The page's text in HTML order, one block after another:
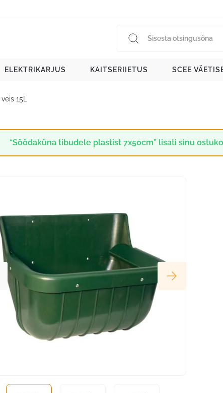
ELEKTRIKARJUS KAITSERIIETUS SCEE
15L
“Söödaküna tibudele plastist 7x50cm” lisati sinu